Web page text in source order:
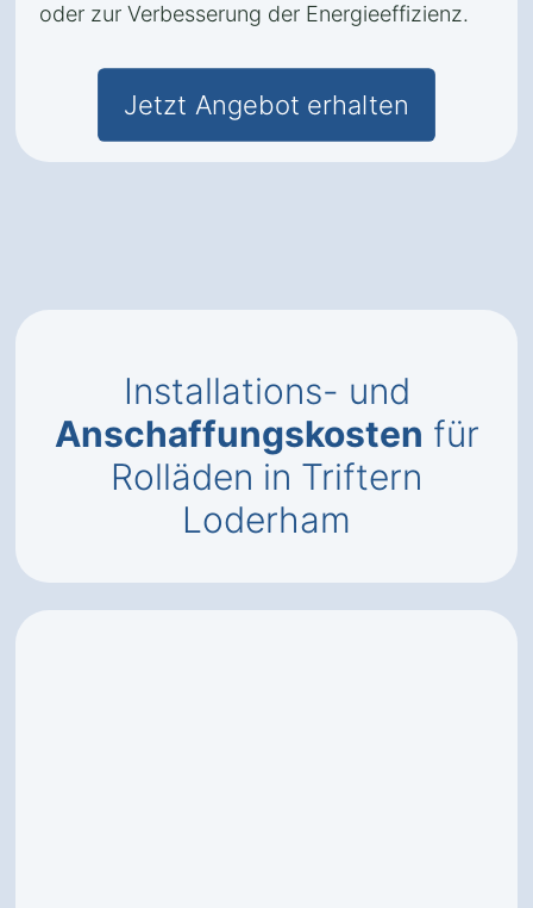
oder zur Verbesserung der Energieeffizienz.
Jetzt Angebot erhalten
Installations- und
Anschaffungskosten für
Rolläden in Triftern
Loderham